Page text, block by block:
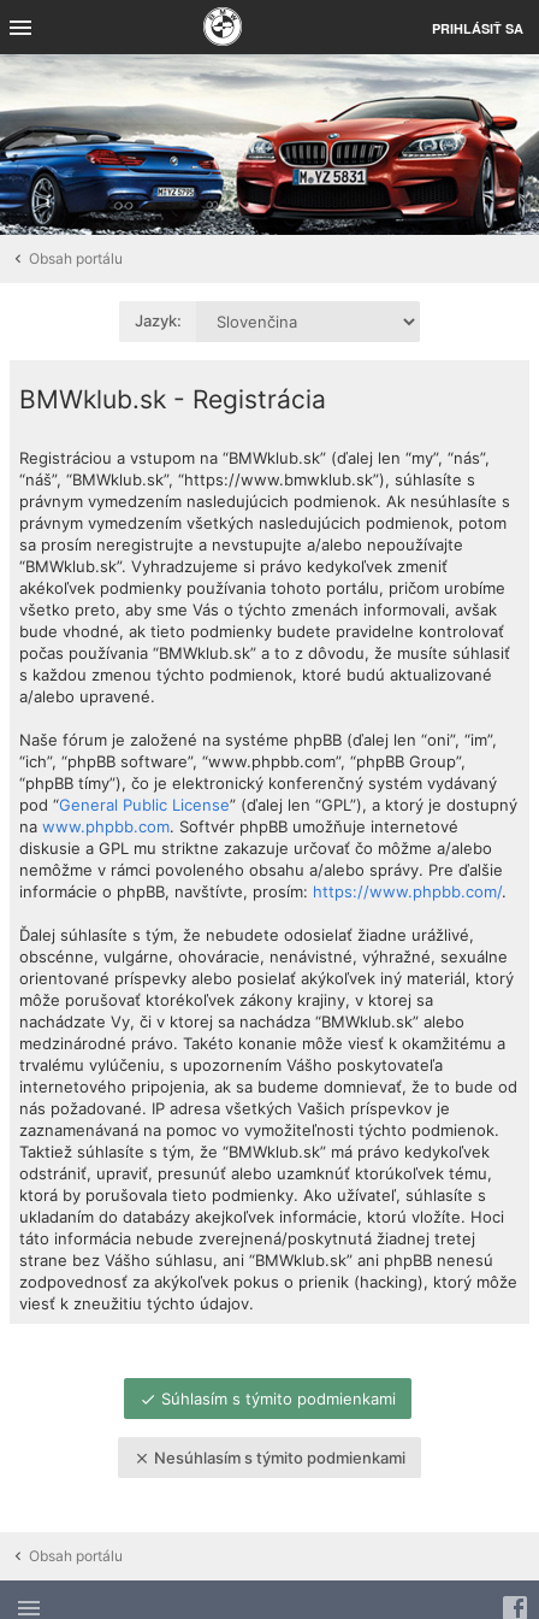
PRIHLÁSIŤ SA
Obsah portálu
Jazyk:
BMWklub.sk - Registrácia
Registráciou a vstupom na “BMWklub.sk” (ďalej len “my”, “nás”,
“náš”, “BMWklub.sk”, “https://www.bmwklub.sk”), súhlasíte s
právnym vymedzením nasledujúcich podmienok. Ak nesúhlasíte s
právnym vymedzením všetkých nasledujúcich podmienok, potom
sa prosím neregistrujte a nevstupujte a/alebo nepoužívajte
“BMWklub.sk”. Vyhradzujeme si právo kedykoľvek zmeniť
akékoľvek podmienky používania tohoto portálu, pričom urobíme
všetko preto, aby sme Vás o týchto zmenách informovali, avšak
bude vhodné, ak tieto podmienky budete pravidelne kontrolovať
počas používania “BMWklub.sk” a to z dôvodu, že musíte súhlasiť
s každou zmenou týchto podmienok, ktoré budú aktualizované
a/alebo upravené.
Naše fórum je založené na systéme phpBB (ďalej len “oni”, “im”,
“ich”, “phpBB software”, “www.phpbb.com”, “phpBB Group”,
“phpBB tímy”), čo je elektronický konferenčný systém vydávaný
pod “General Public License” (ďalej len “GPL”), a ktorý je dostupný
na www.phpbb.com. Softvér phpBB umožňuje internetové
diskusie a GPL mu striktne zakazuje určovať čo môžme a/alebo
nemôžme v rámci povoleného obsahu a/alebo správy. Pre ďalšie
informácie o phpBB, navštívte, prosím: https://www.phpbb.com/.
Ďalej súhlasíte s tým, že nebudete odosielať žiadne urážlivé,
obscénne, vulgárne, ohováracie, nenávistné, výhražné, sexuálne
orientované príspevky alebo posielať akýkoľvek iný materiál, ktorý
môže porušovať ktorékoľvek zákony krajiny, v ktorej sa
nachádzate Vy, či v ktorej sa nachádza “BMWklub.sk” alebo
medzinárodné právo. Takéto konanie môže viesť k okamžitému a
trvalému vylúčeniu, s upozornením Vášho poskytovateľa
internetového pripojenia, ak sa budeme domnievať, že to bude od
nás požadované. IP adresa všetkých Vašich príspevkov je
zaznamenávaná na pomoc vo vymožiteľnosti týchto podmienok.
Taktiež súhlasíte s tým, že “BMWklub.sk” má právo kedykoľvek
odstrániť, upraviť, presunúť alebo uzamknúť ktorúkoľvek tému,
ktorá by porušovala tieto podmienky. Ako užívateľ, súhlasíte s
ukladaním do databázy akejkoľvek informácie, ktorú vložíte. Hoci
táto informácia nebude zverejnená/poskytnutá žiadnej tretej
strane bez Vášho súhlasu, ani “BMWklub.sk” ani phpBB nenesú
zodpovednosť za akýkoľvek pokus o prienik (hacking), ktorý môže
viesť k zneužitiu týchto údajov.
Súhlasím s týmito podmienkami
Nesúhlasím s týmito podmienkami
Obsah portálu